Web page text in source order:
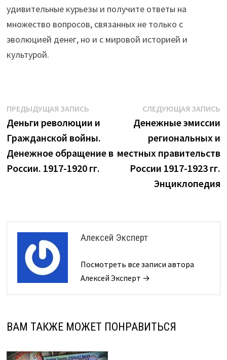
удивительные курьезы и получите ответы на
множество вопросов, связанных не только с
эволюцией денег, но и с мировой историей и
культурой.
Навигация
по
записям
ПРЕДЫДУЩАЯ ЗАПИСЬПредыдущая
запись:
Деньги революции и
Гражданской войны.
Денежное обращение в
России. 1917-1920 гг.
СЛЕДУЮЩАЯ ЗАПИСЬ
Денежные эмиссии
региональных и
местных правительств
России 1917-1923 гг.
Энциклопедия
Алексей Эксперт
Посмотреть все записи автора
Алексей Эксперт →
ВАМ ТАКЖЕ МОЖЕТ ПОНРАВИТЬСЯ